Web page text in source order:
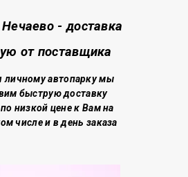
- доставка
от поставщика
личному автопарку мы
быструю доставку
низкой ценек Вам на
числе и в день заказа